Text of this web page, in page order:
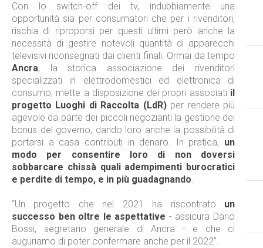
Con lo switch-off dei tv, indubbiamente una
opportunità sia per consumatori che per i rivenditori,
rischia di riproporsi per questi ultimi però anche la
necessità di gestire notevoli quantità di apparecchi
televisivi riconsegnati dai clienti finali. Ormai da tempo
Ancra, la storica associazione dei rivenditori
specializzati in elettrodomestici ed elettronica di
consumo, mette a disposizione dei propri associati il
progetto Luoghi di Raccolta (LdR)per rendere più
agevole da parte dei piccoli negozianti la gestione dei
bonus del governo, dando loro anche la possibilità di
portarsi a casa contributi in denaro. In pratica, un
modo per consentire loro di non doversi
sobbarcare chissà quali adempimenti burocratici
e perdite di tempo, e in più guadagnando.
“Un progetto che nel 2021 ha riscontrato un
successo ben oltre le aspettative - assicura Dario
Bossi, segretario generale di Ancra - e che ci
auguriamo di poter confermare anche per il 2022”.